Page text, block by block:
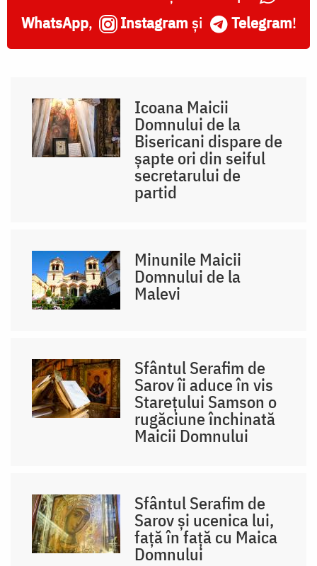
WhatsApp, Instagram și Telegram!
Icoana Maicii
Domnului de la
Bisericani dispare de
șapte ori din seiful
secretarului de
partid
Minunile Maicii
Domnului de la
Malevi
Sfântul Serafim de
Sarov îi aduce în vis
Starețului Samson o
rugăciune închinată
Maicii Domnului
Sfântul Serafim de
Sarov și ucenica lui,
față în față cu Maica
Domnului